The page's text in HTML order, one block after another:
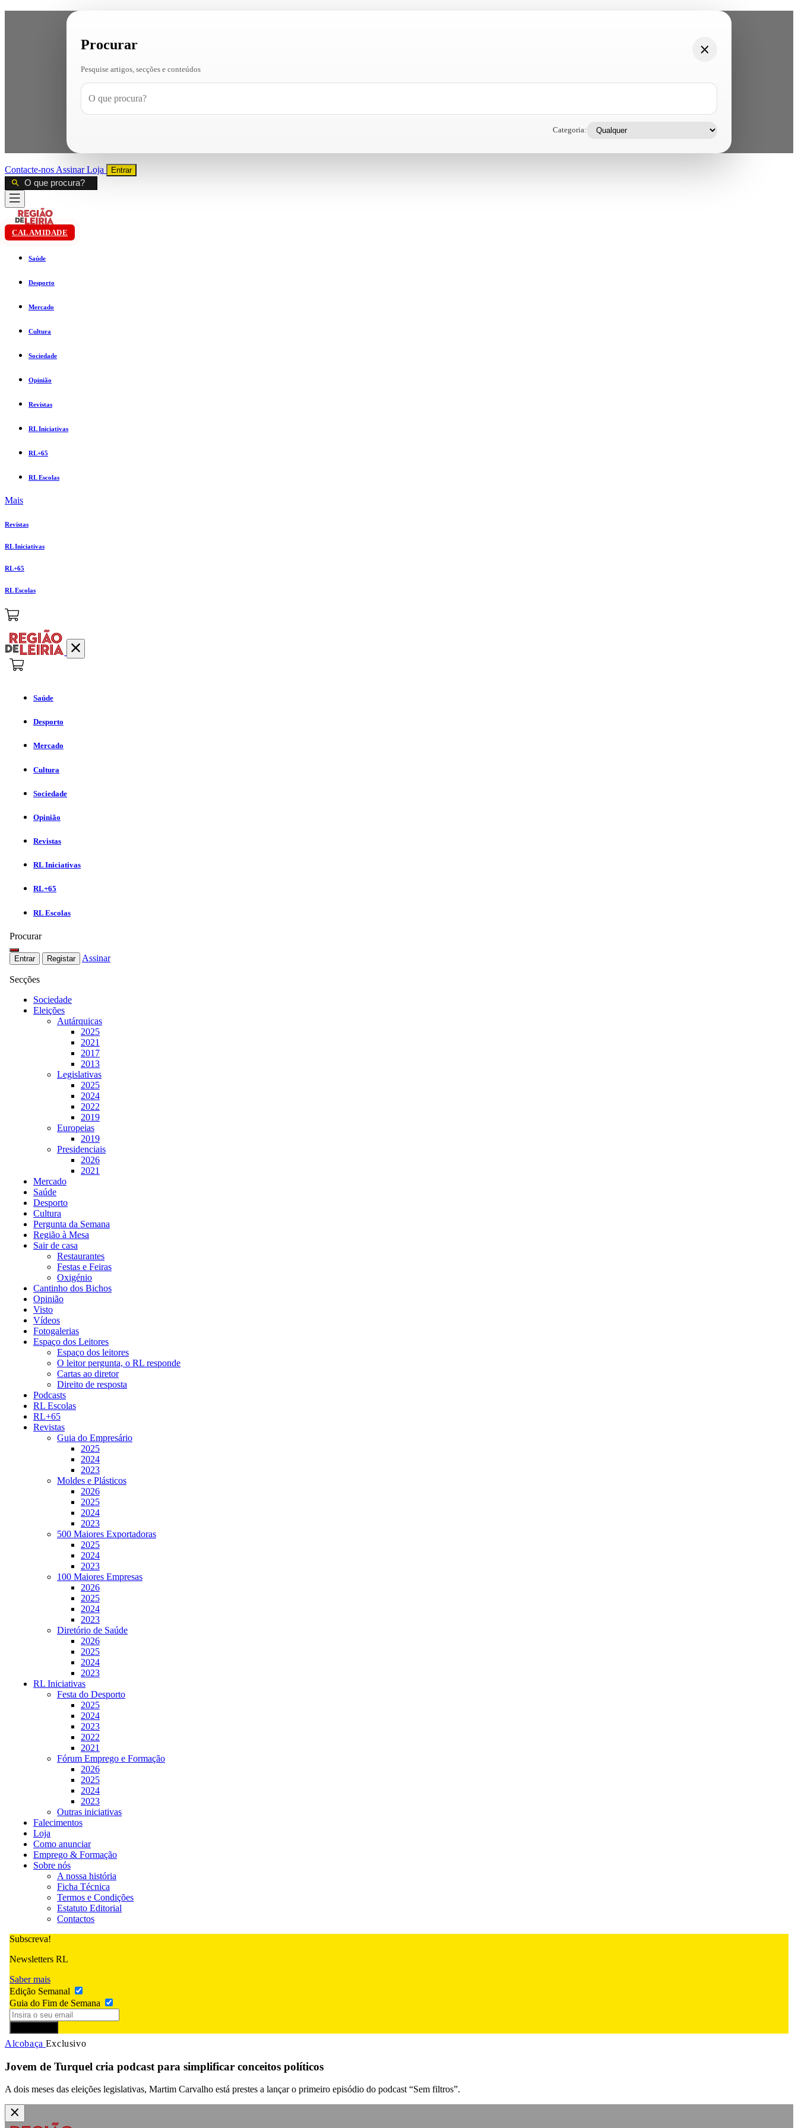
Procurar
Pesquise artigos, secções e conteúdos
Categoria:
Contacte-nos AssinarLoja Entrar
CALAMIDADE
Saúde
Desporto
Mercado
Cultura
Sociedade
Opinião
Revistas
RL Iniciativas
RL+65
RL Escolas
Mais
Revistas
RL Iniciativas
RL+65
RL Escolas
Saúde
Desporto
Mercado
Cultura
Sociedade
Opinião
Revistas
RL Iniciativas
RL+65
RL Escolas
Procurar
Entrar Registar Assinar
Secções
Sociedade
Eleições
Autárquicas
2025
2021
2017
2013
Legislativas
2025
2024
2022
2019
Europeias
2019
Presidenciais
2026
2021
Mercado
Saúde
Desporto
Cultura
Pergunta da Semana
Região à Mesa
Sair de casa
Restaurantes
Festas e Feiras
Oxigénio
Cantinho dos Bichos
Opinião
Visto
Vídeos
Fotogalerias
Espaço dos Leitores
Espaço dos leitores
O leitor pergunta, o RL responde
Cartas ao diretor
Direito de resposta
Podcasts
RL Escolas
RL+65
Revistas
Guia do Empresário
2025
2024
2023
Moldes e Plásticos
2026
2025
2024
2023
500 Maiores Exportadoras
2025
2024
2023
100 Maiores Empresas
2026
2025
2024
2023
Diretório de Saúde
2026
2025
2024
2023
RL Iniciativas
Festa do Desporto
2025
2024
2023
2022
2021
Fórum Emprego e Formação
2026
2025
2024
2023
Outras iniciativas
Falecimentos
Loja
Como anunciar
Emprego & Formação
Sobre nós
A nossa história
Ficha Técnica
Termos e Condições
Estatuto Editorial
Contactos
Subscreva!
Newsletters RL
Saber mais
Edição Semanal
Guia do Fim de Semana
Alcobaça Exclusivo
Jovem de Turquel cria podcast para simplificar conceitos políticos
A dois meses das eleições legislativas, Martim Carvalho está prestes a lançar o primeiro episódio do podcast “Sem filtros”.